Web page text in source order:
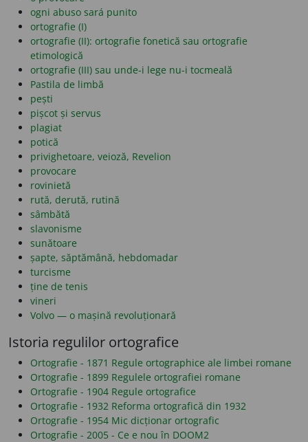
ogni abuso sará punito
ortografie (I)
ortografie (II): ortografie fonetică sau ortografie
etimologică
ortografie (III) sau unde-i lege nu-i tocmeală
Pastila de limbă
pești
pișcot și servus
plagiat
potică
privighetoare, veioză, Revelion
provocare
rovinietă
rută, derută, rutină
sâmbătă
slavonisme
sunătoare
șapte, săptămână, hebdomadar
turcisme
ține de tenis
vineri
Volvo — o mașină revoluționară
Istoria regulilor ortografice
Ortografie - 1871 Regule ortographice ale limbei romane
Ortografie - 1899 Regulele ortografiei romane
Ortografie - 1904 Regule ortografice
Ortografie - 1932 Reforma ortografică din 1932
Ortografie - 1954 Mic dicționar ortografic
Ortografie - 2005 - Ce e nou în DOOM2